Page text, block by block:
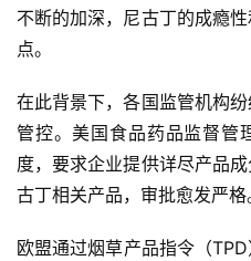
不断的加深，尼古丁的成瘾
点。
在此背景下，各国监管机构
管控。美国食品药品监督管
度，要求企业提供详尽产品
古丁相关产品，审批愈发严格
欧盟通过烟草产品指令（